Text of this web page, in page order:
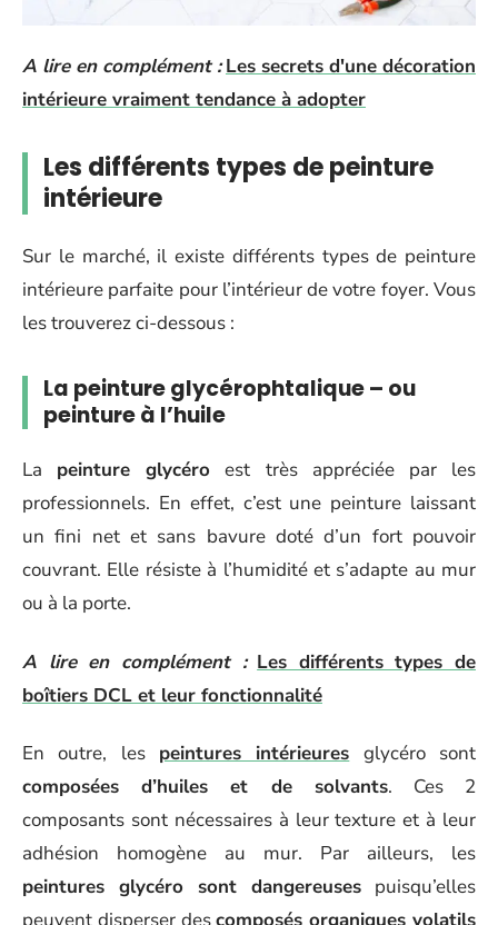
A lire en complément : Les secrets d'une décoration
intérieure vraiment tendance à adopter
Les différents types de peinture
intérieure
Sur le marché, il existe différents types de peinture
intérieure parfaite pour l’intérieur de votre foyer. Vous
les trouverez ci-dessous :
La peinture glycérophtalique – ou
peinture à l’huile
La peinture glycéro est très appréciée par les
professionnels. En effet, c’est une peinture laissant
un fini net et sans bavure doté d’un fort pouvoir
couvrant. Elle résiste à l’humidité et s’adapte au mur
ou à la porte.
A lire en complément : Les différents types de
boîtiers DCL et leur fonctionnalité
En outre, les peintures intérieures glycéro sont
composées d’huiles et de solvants. Ces 2
composants sont nécessaires à leur texture et à leur
adhésion homogène au mur. Par ailleurs, les
peintures glycéro sont dangereuses puisqu’elles